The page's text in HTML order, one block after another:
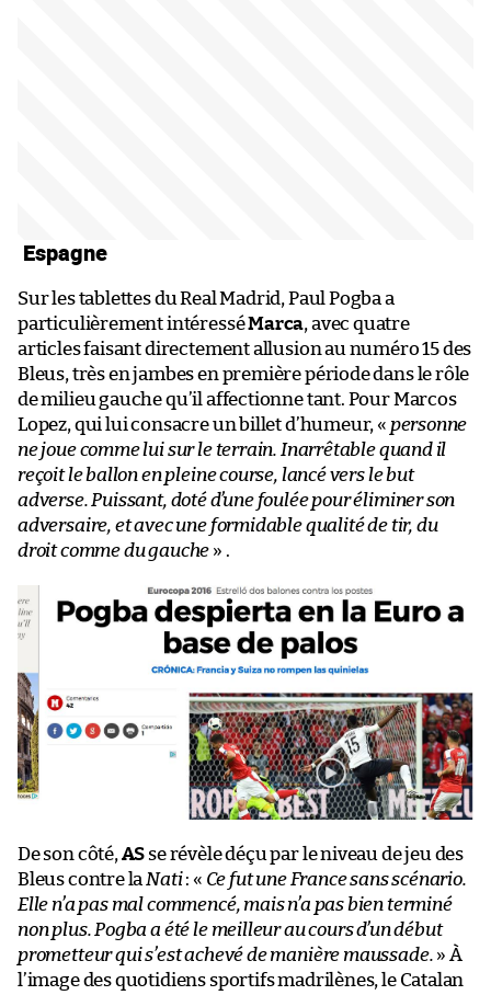
Espagne
Sur les tablettes du Real Madrid, Paul Pogba a
particulièrement intéresséMarca, avec quatre
articles faisant directement allusion au numéro 15 des
Bleus, très en jambes en première période dans le rôle
de milieu gauche qu’il affectionne tant. Pour Marcos
Lopez, qui lui consacre un billet d’humeur, « personne
ne joue comme lui sur le terrain. Inarrêtable quand il
reçoit le ballon en pleine course, lancé vers le but
adverse. Puissant, doté d’une foulée pour éliminer son
adversaire, et avec une formidable qualité de tir, du
droit comme du gauche » .
De son côté,AS se révèle déçu par le niveau de jeu des
Bleus contre laNati: « Ce fut une France sans scénario.
Elle n’a pas mal commencé, mais n’a pas bien terminé
non plus. Pogba a été le meilleur au cours d’un début
prometteur qui s’est achevé de manière maussade. » À
l’image des quotidiens sportifs madrilènes, le Catalan